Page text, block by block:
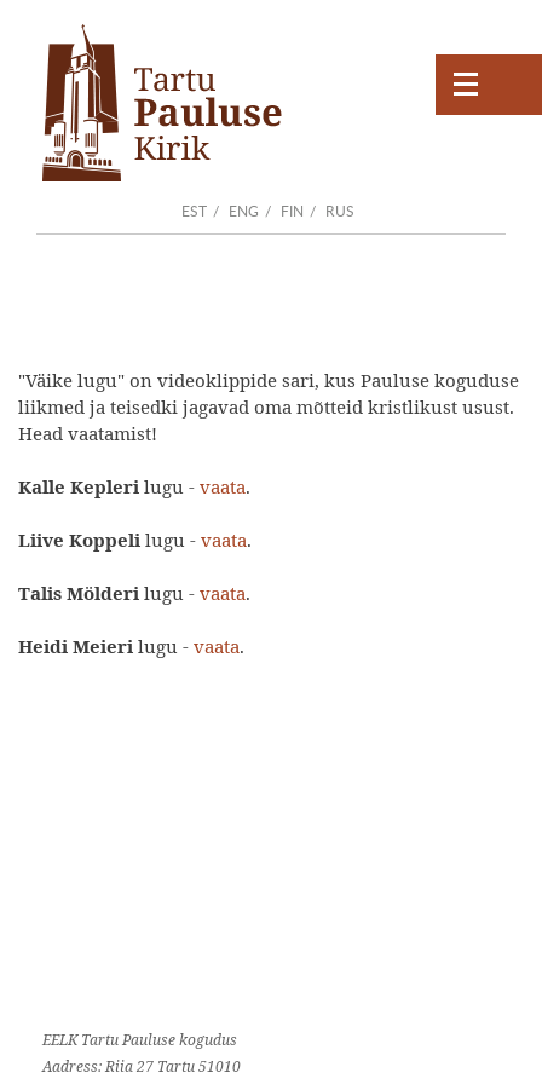
EST ENG FIN RUS
"Väike lugu" on videoklippide sari, kus Pauluse koguduse
liikmed ja teisedki jagavad oma mõtteid kristlikust usust.
Head vaatamist!
Kalle Kepleri lugu - vaata.
Liive Koppeli lugu - vaata.
Talis Mölderi lugu - vaata.
Heidi Meieri lugu - vaata.
EELK Tartu Pauluse kogudus
Aadress: Riia 27 Tartu 51010